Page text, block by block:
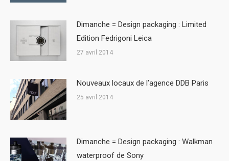
Dimanche = Design packaging : Limited
Edition Fedrigoni Leica
27 avril 2014
Nouveaux locaux de l’agence DDB Paris
25 avril 2014
Dimanche = Design packaging : Walkman
waterproof de Sony